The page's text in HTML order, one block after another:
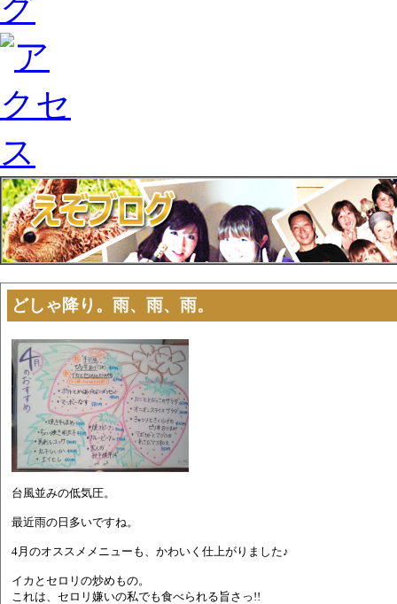
どしゃ降り。雨、雨、雨。
台風並みの低気圧。
最近雨の日多いですね。
4月のオススメメニューも、かわいく仕上がりました♪
イカとセロリの炒めもの。
これは、セロリ嫌いの私でも食べられる旨さっ!!